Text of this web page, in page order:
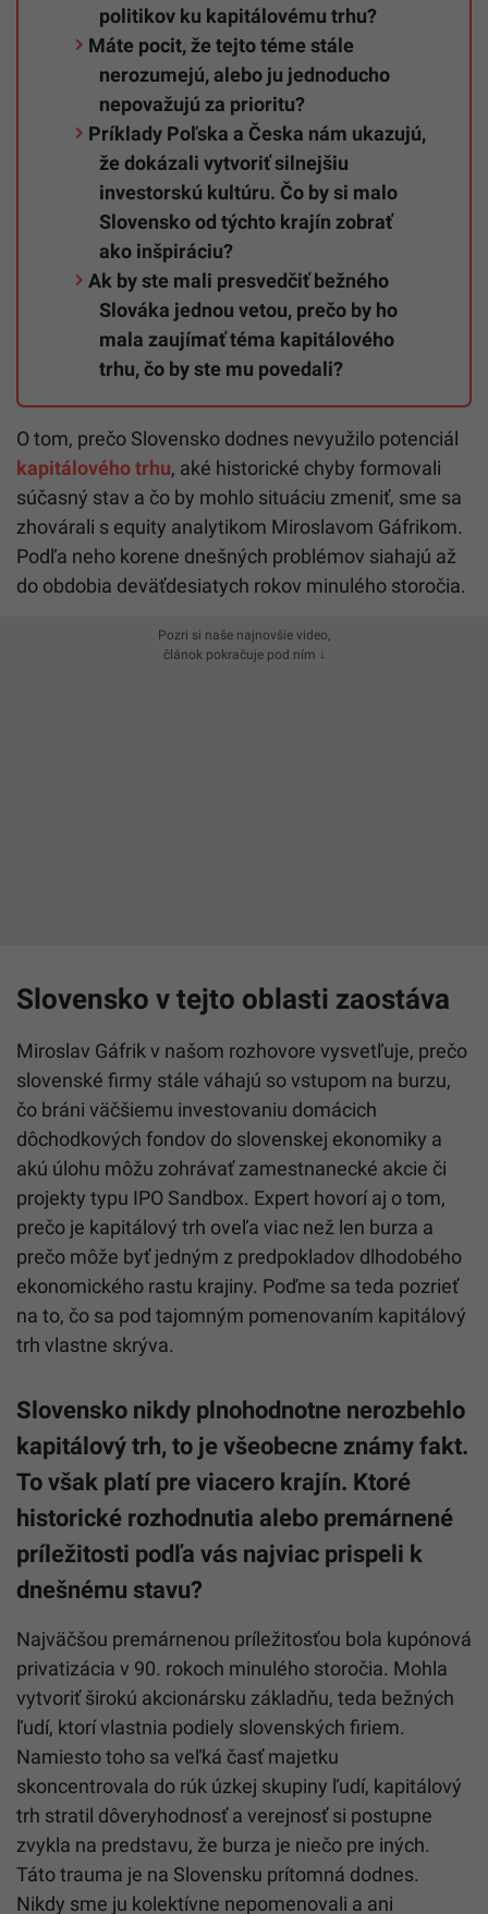
politikov ku kapitálovému trhu?
Máte pocit, že tejto téme stále
nerozumejú, alebo ju jednoducho
nepovažujú za prioritu?
Príklady Poľska a Česka nám ukazujú,
že dokázali vytvoriť silnejšiu
investorskú kultúru. Čo by si malo
Slovensko od týchto krajín zobrať
ako inšpiráciu?
Ak by ste mali presvedčiť bežného
Slováka jednou vetou, prečo by ho
mala zaujímať téma kapitálového
trhu, čo by ste mu povedali?
O tom, prečo Slovensko dodnes nevyužilo potenciál
kapitálového trhu, aké historické chyby formovali
súčasný stav a čo by mohlo situáciu zmeniť, sme sa
zhovárali s equity analytikom Miroslavom Gáfrikom.
Podľa neho korene dnešných problémov siahajú až
do obdobia deväťdesiatych rokov minulého storočia.
Pozri si naše najnovšie video,
článok pokračuje pod ním ↓
Slovensko v tejto oblasti zaostáva
Miroslav Gáfrik v našom rozhovore vysvetľuje, prečo
slovenské firmy stále váhajú so vstupom na burzu,
čo bráni väčšiemu investovaniu domácich
dôchodkových fondov do slovenskej ekonomiky a
akú úlohu môžu zohrávať zamestnanecké akcie či
projekty typu IPO Sandbox. Expert hovorí aj o tom,
prečo je kapitálový trh oveľa viac než len burza a
prečo môže byť jedným z predpokladov dlhodobého
ekonomického rastu krajiny. Poďme sa teda pozrieť
na to, čo sa pod tajomným pomenovaním kapitálový
trh vlastne skrýva.
Slovensko nikdy plnohodnotne nerozbehlo
kapitálový trh, to je všeobecne známy fakt.
To však platí pre viacero krajín. Ktoré
historické rozhodnutia alebo premárnené
príležitosti podľa vás najviac prispeli k
dnešnému stavu?
Najväčšou premárnenou príležitosťou bola kupónová
privatizácia v 90. rokoch minulého storočia. Mohla
vytvoriť širokú akcionársku základňu, teda bežných
ľudí, ktorí vlastnia podiely slovenských firiem.
Namiesto toho sa veľká časť majetku
skoncentrovala do rúk úzkej skupiny ľudí, kapitálový
trh stratil dôveryhodnosť a verejnosť si postupne
zvykla na predstavu, že burza je niečo pre iných.
Táto trauma je na Slovensku prítomná dodnes.
Nikdy sme ju kolektívne nepomenovali a ani